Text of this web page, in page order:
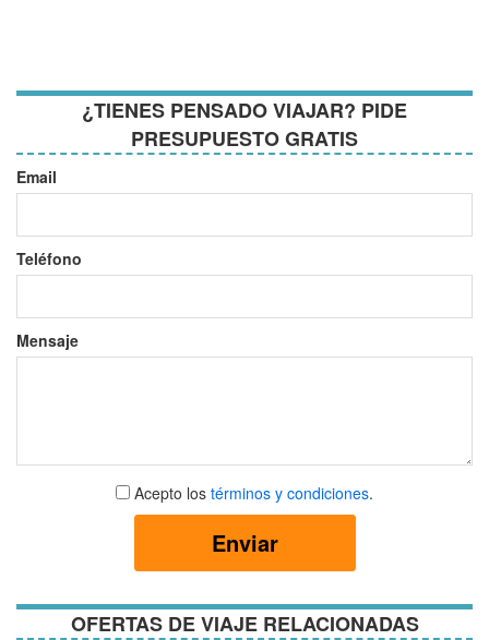
¿TIENES PENSADO VIAJAR? PIDE
PRESUPUESTO GRATIS
Email
Teléfono
Mensaje
Aceptar
términos
Acepto los términos y condiciones.
Enviar
OFERTAS DE VIAJE RELACIONADAS